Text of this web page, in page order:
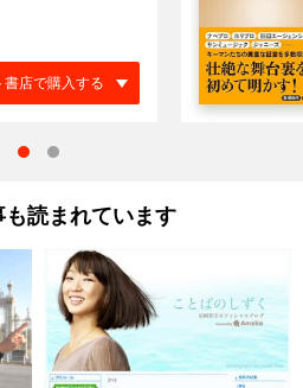
書店で購入する
も読まれています